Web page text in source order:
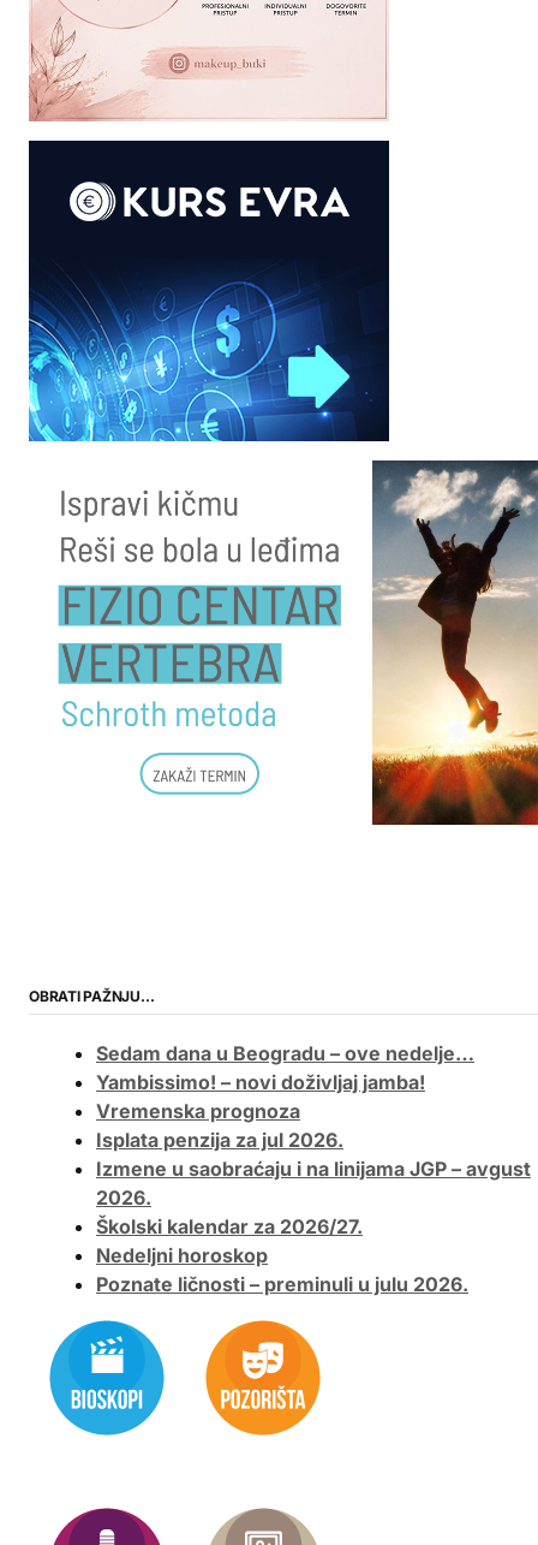
OBRATI PAŽNJU…
Sedam dana u Beogradu – ove nedelje…
Yambissimo! – novi doživljaj jamba!
Vremenska prognoza
Isplata penzija za jul 2026.
Izmene u saobraćaju i na linijama JGP – avgust
2026.
Školski kalendar za 2026/27.
Nedeljni horoskop
Poznate ličnosti – preminuli u julu 2026.